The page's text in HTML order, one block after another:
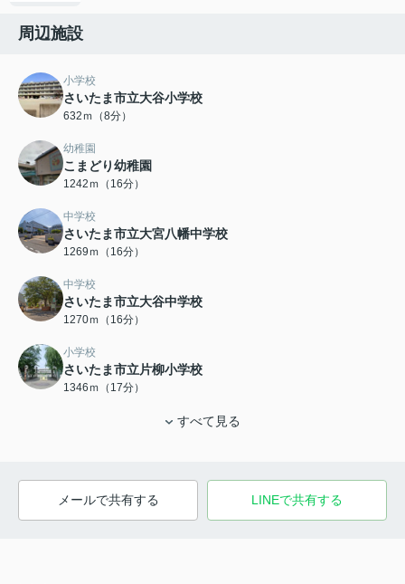
周辺施設
小学校
さいたま市立大谷小学校
632ｍ（8分）
幼稚園
こまどり幼稚園
1242ｍ（16分）
中学校
さいたま市立大宮八幡中学校
1269ｍ（16分）
中学校
さいたま市立大谷中学校
1270ｍ（16分）
小学校
さいたま市立片柳小学校
1346ｍ（17分）
すべて見る
メールで共有する LINEで共有する